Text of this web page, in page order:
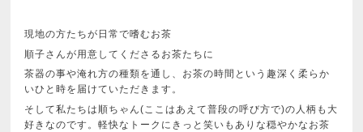
現地の方たちが日常で嗜むお茶
順子さんが用意してくださるお茶たちに
茶器の事や淹れ方の種類を通し、お茶の時間という趣深く柔らか
いひと時を届けていただきます。
そして私たちは順ちゃん(ここはあえて普段の呼び方で)の人柄も大
好きなのです。軽快なトークにきっと笑いもありな穏やかなお茶